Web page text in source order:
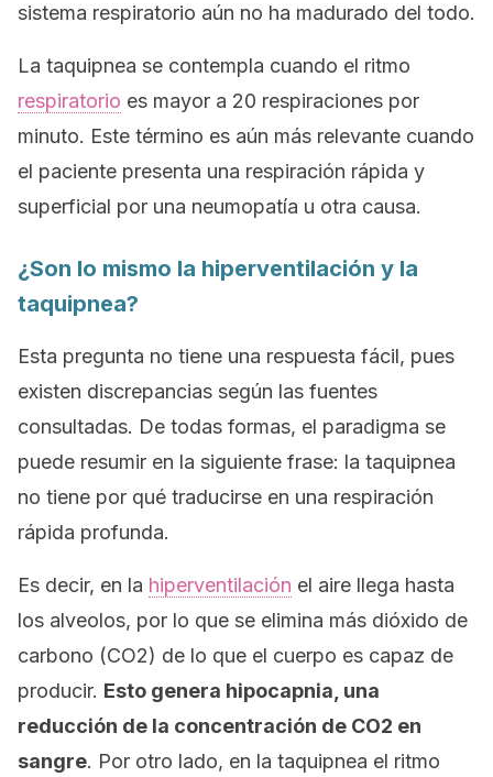
sistema respiratorio aún no ha madurado del todo.
La taquipnea se contempla cuando el ritmo
respiratorio es mayor a 20 respiraciones por
minuto. Este término es aún más relevante cuando
el paciente presenta una respiración rápida y
superficial por una neumopatía u otra causa.
¿Son lo mismo la hiperventilación y la
taquipnea?
Esta pregunta no tiene una respuesta fácil, pues
existen discrepancias según las fuentes
consultadas. De todas formas, el paradigma se
puede resumir en la siguiente frase: la taquipnea
no tiene por qué traducirse en una respiración
rápida profunda.
Es decir, en la hiperventilación el aire llega hasta
los alveolos, por lo que se elimina más dióxido de
carbono (CO2) de lo que el cuerpo es capaz de
producir. Esto genera hipocapnia, una
reducción de la concentración de CO2 en
sangre. Por otro lado, en la taquipnea el ritmo